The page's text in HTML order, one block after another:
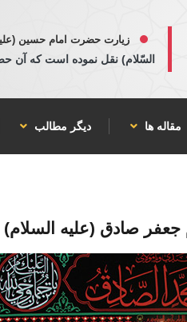
زیارت حضرت امام حسین
السّلام) نقل نموده است كه
مقاله ها دیگر مطالب
صادق (علیه السلام)